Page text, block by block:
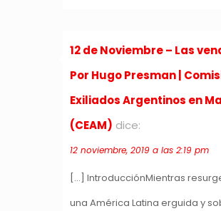
12 de Noviembre – Las
Por Hugo Presman |
Exiliados Argentinos en
(CEAM) dice:
12 noviembre, 2019 a las 2:19 pm
[…] IntroducciónMientras
una América Latina erguida y